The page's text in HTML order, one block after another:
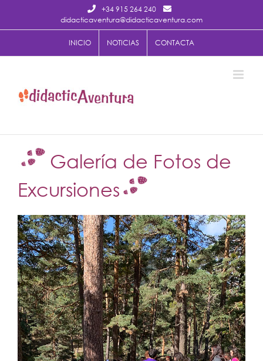
+34 915 264 240
didacticaventura@didacticaventura.com
INICIO NOTICIAS CONTACTA
Galería de Fotos de
Excursiones